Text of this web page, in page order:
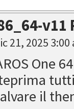
v11
21, 2025 3:00
One
il